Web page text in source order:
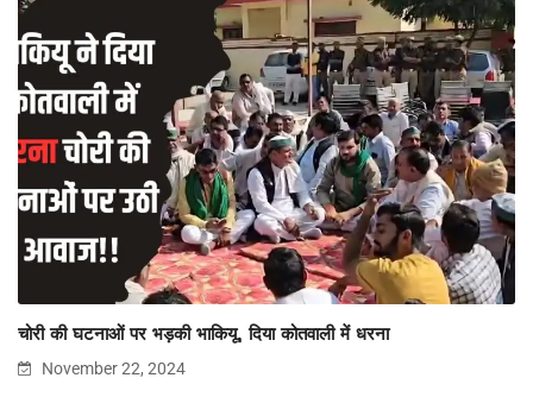
चोरी की घटनाओं पर भड़की भाकियू, दिया कोतवाली में धरना
November 22, 2024